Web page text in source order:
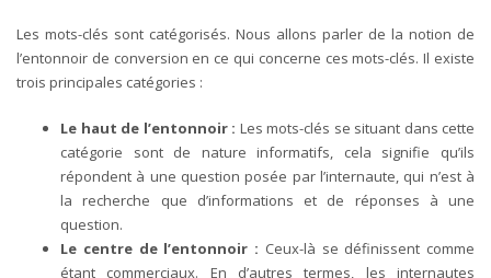
Les mots-clés sont catégorisés. Nous allons parler de la notion de
l’entonnoir de conversion en ce qui concerne ces mots-clés. Il existe
trois principales catégories :
Le haut de l’entonnoir : Les mots-clés se situant dans cette
catégorie sont de nature informatifs, cela signifie qu’ils
répondent à une question posée par l’internaute, qui n’est à
la recherche que d’informations et de réponses à une
question.
Le centre de l’entonnoir : Ceux-là se définissent comme
étant commerciaux. En d’autres termes, les internautes